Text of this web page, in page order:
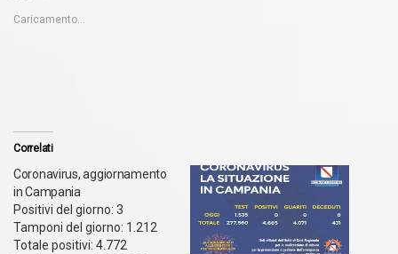
Caricamento...
Correlati
Coronavirus, aggiornamento
in Campania
Positivi del giorno: 3
Tamponi del giorno: 1.212
Totale positivi: 4.772